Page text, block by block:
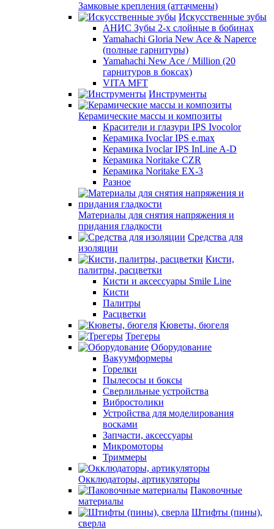
Замковые крепления (аттачмены)
Искусственные зубы
АНИС Зубы 2-х слойные в бобинах
Yamahachi Gloria New Ace & Naperce
(полные гарнитуры)
Yamahachi New Ace / Million (20
гарнитуров в боксах)
VITA MFT
Инструменты
Керамические массы и композиты
Красители и глазури IPS Ivocolor
Керамика Ivoclar IPS e.max
Керамика Ivoclar IPS InLine A-D
Керамика Noritake CZR
Керамика Noritake EX-3
Разное
Материалы для снятия напряжения и
придания гладкости
Средства для
изоляции
Кисти,
палитры, расцветки
Кисти и аксессуары Smile Line
Кисти
Палитры
Расцветки
Кюветы, бюгеля
Трегеры
Оборудование
Вакуумформеры
Горелки
Пылесосы и боксы
Сверлильные устройства
Вибростолики
Устройства для моделирования
восками
Запчасти, аксессуары
Микромоторы
Триммеры
Окклюдаторы, артикуляторы
Паковочные
материалы
Штифты (пины),
сверла